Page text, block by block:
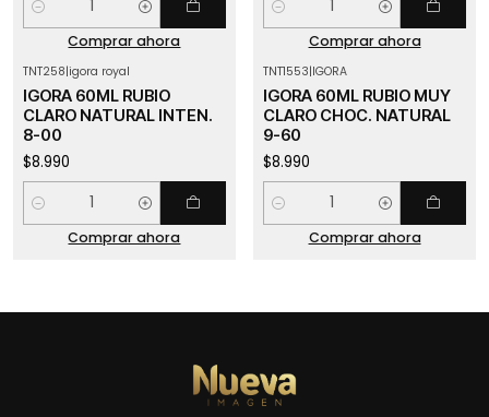
Cantidad
Comprar ahora
Cantidad
Comprar ahora
TNT258|igora royal
IGORA 60ML RUBIO
CLARO NATURAL INTEN.
8-00
$8.990
Cantidad
Comprar ahora
TNT1553|IGORA
IGORA 60ML RUBIO MUY
CLARO CHOC. NATURAL
9-60
$8.990
Cantidad
Comprar ahora